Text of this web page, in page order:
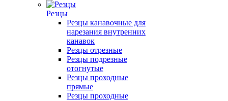
Резцы
Резцы канавочные для
нарезания внутренних
канавок
Резцы отрезные
Резцы подрезные
отогнутые
Резцы проходные
прямые
Резцы проходные